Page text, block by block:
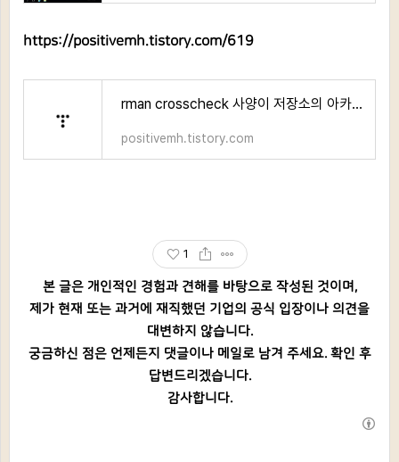
https://positivemh.tistory.com/619
rman crosscheck 사양이 저장소의 아카이브된 로그와 일치하지 않습니다
positivemh.tistory.com
1
본 글은 개인적인 경험과 견해를 바탕으로 작성된 것이며,
제가 현재 또는 과거에 재직했던 기업의 공식 입장이나 의견을
대변하지 않습니다.
궁금하신 점은 언제든지 댓글이나 메일로 남겨 주세요. 확인 후
답변드리겠습니다.
감사합니다.